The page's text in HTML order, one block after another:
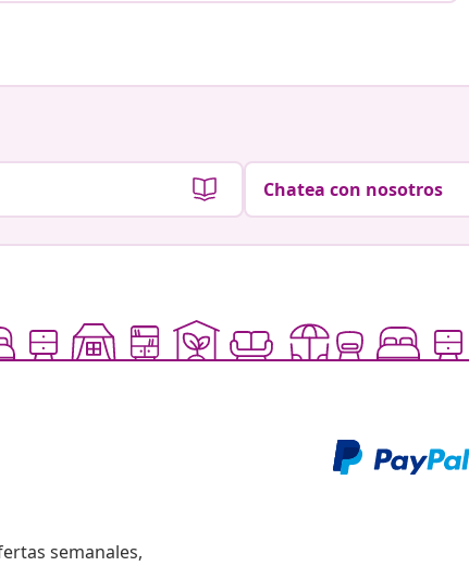
Chatea con nosotros
semanales,